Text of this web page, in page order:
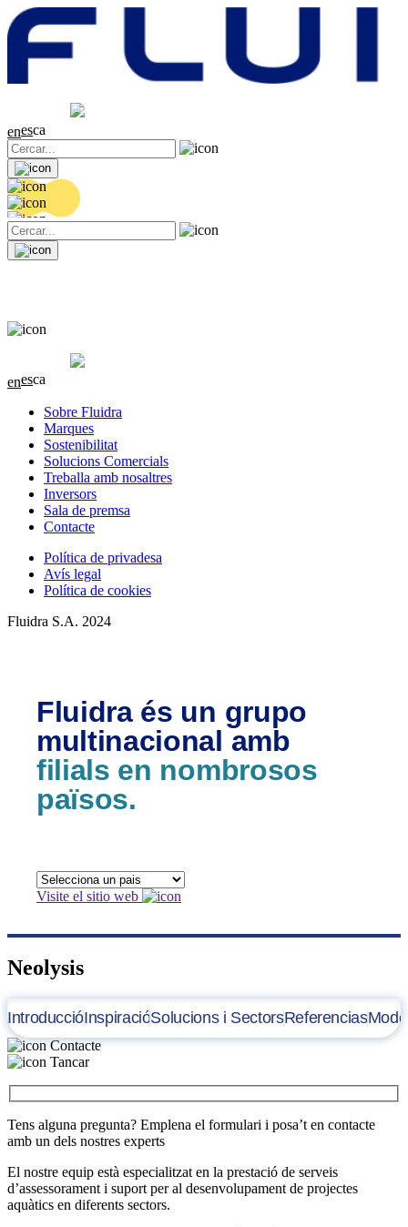
-0.04 (-0.2%)
enesca
-0.04 (-0.2%)
enesca
Sobre Fluidra
Marques
Sostenibilitat
Solucions Comercials
Treballa amb nosaltres
Inversors
Sala de premsa
Contacte
Política de privadesa
Avís legal
Política de cookies
Fluidra S.A. 2024
Fluidra és un grupo
multinacional amb
filials en nombrosos
països.
Visite el sitio web
Neolysis
IntroduccióInspiracióSolucions i SectorsReferencias
Contacte
Tancar
Tens alguna pregunta? Emplena el formulari i posa’t en contacte
amb un dels nostres experts
El nostre equip està especialitzat en la prestació de serveis
d’assessorament i suport per al desenvolupament de projectes
aquàtics en diferents sectors.